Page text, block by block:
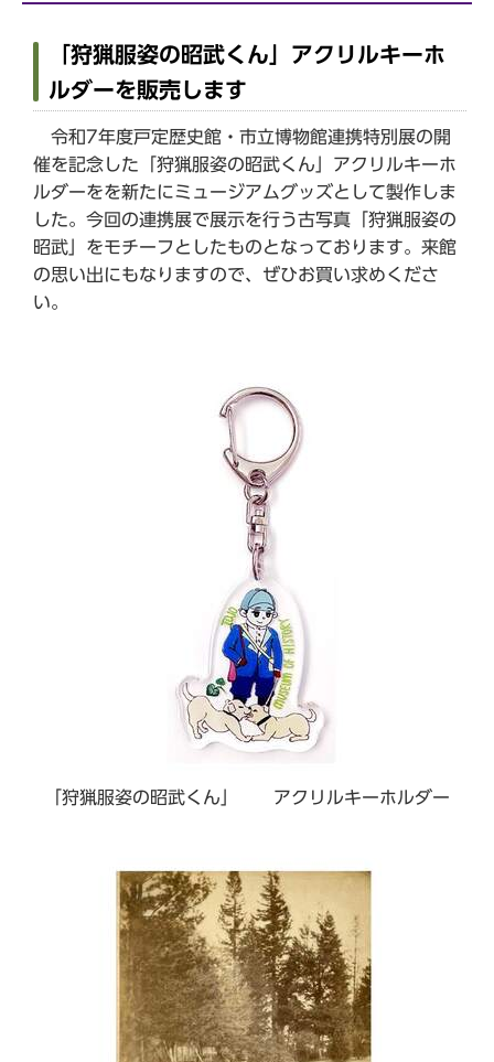
「狩猟服姿の昭武くん」アクリルキーホ
ルダーを販売します
令和7年度戸定歴史館・市立博物館連携特別展の開
催を記念した「狩猟服姿の昭武くん」アクリルキーホ
ルダーをを新たにミュージアムグッズとして製作しま
した。今回の連携展で展示を行う古写真「狩猟服姿の
昭武」をモチーフとしたものとなっております。来館
の思い出にもなりますので、ぜひお買い求めくださ
い。
「狩猟服姿の昭武くん」 アクリルキーホルダー